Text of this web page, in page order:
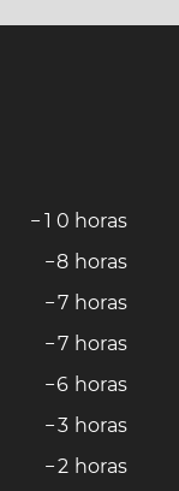
− 1 0 horas
−8 horas
−7 horas
−7 horas
−6 horas
−3 horas
−2 horas